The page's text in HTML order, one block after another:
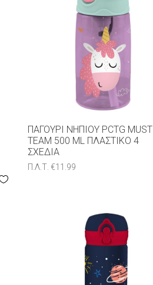
ΠΑΓΟΎΡΙ ΝΗΠΊΟΥ PCTG MUST
TEAM 500 ML ΠΛΑΣΤΙΚΌ 4
ΣXΈΔΙΑ
Π.Λ.Τ.€11.99